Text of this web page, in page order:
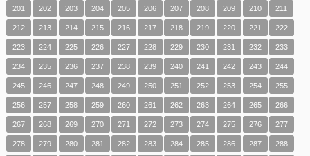
201 202 203 204 205 206 207 208 209 210 211
212 213 214 215 216 217 218 219 220 221 222
223 224 225 226 227 228 229 230 231 232 233
234 235 236 237 238 239 240 241 242 243 244
245 246 247 248 249 250 251 252 253 254 255
256 257 258 259 260 261 262 263 264 265 266
267 268 269 270 271 272 273 274 275 276 277
278 279 280 281 282 283 284 285 286 287 288